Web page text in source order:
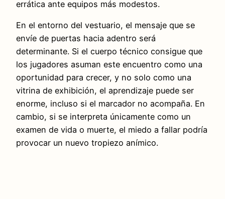
errática ante equipos más modestos.
En el entorno del vestuario, el mensaje que se
envíe de puertas hacia adentro será
determinante. Si el cuerpo técnico consigue que
los jugadores asuman este encuentro como una
oportunidad para crecer, y no solo como una
vitrina de exhibición, el aprendizaje puede ser
enorme, incluso si el marcador no acompaña. En
cambio, si se interpreta únicamente como un
examen de vida o muerte, el miedo a fallar podría
provocar un nuevo tropiezo anímico.